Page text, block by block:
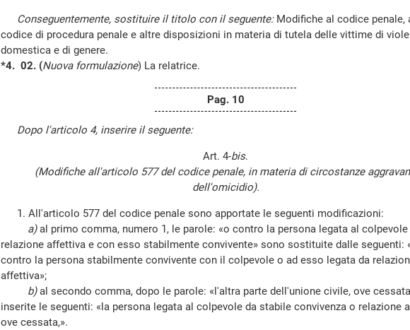
Conseguentemente, sostituire il titolo con il seguente: Modifiche al codice penale,
codice di procedura penale e altre disposizioni in materia di tutela delle vittime di
domestica e di genere.
*4. 02. (Nuova formulazione) La relatrice.
Pag. 10
Dopo l'articolo 4, inserire il seguente:
Art. 4-bis.
(Modifiche all'articolo 577 del codice penale, in materia di circostanze
dell'omicidio).
1. All'articolo 577 del codice penale sono apportate le seguenti modificazioni:
a)al primo comma, numero 1, le parole: «o contro la persona legata al colpevole
relazione affettiva e con esso stabilmente convivente» sono sostituite dalle seguenti:
contro la persona stabilmente convivente con il colpevole o ad esso legata da
affettiva»;
b)al secondo comma, dopo le parole: «l'altra parte dell'unione civile, ove
inserite le seguenti: «la persona legata al colpevole da stabile convivenza o relazione
ove cessata,».